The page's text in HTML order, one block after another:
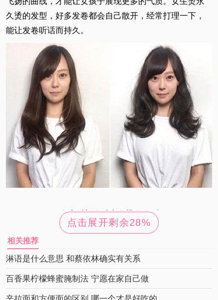
久烫的发型，好多发卷都会自己散开，经常打理一下，
能让发卷听话而持久。
女生斜刘海过肩发烫发发型
翘起来的头发有着比较柔和的时尚魅力，女生斜刘海过
肩发烫发发型设计，在从内扣的发卷梳到外翘的模样。
打理卷发的时候发现头发不听话，不内扣反而外翘就可
以试试这么做发型。
点击展开剩余28%
相关推荐
淋语是什么意思 和蔡依林确实有关系
百香果柠檬蜂蜜腌制法 宁愿在家自己做